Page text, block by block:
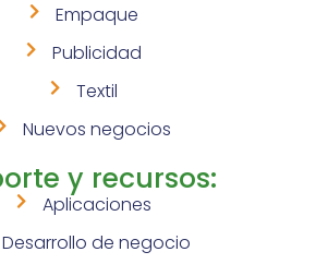
Empaque
Publicidad
Textil
Nuevos negocios
y recursos:
Aplicaciones
Desarrollo de negocio